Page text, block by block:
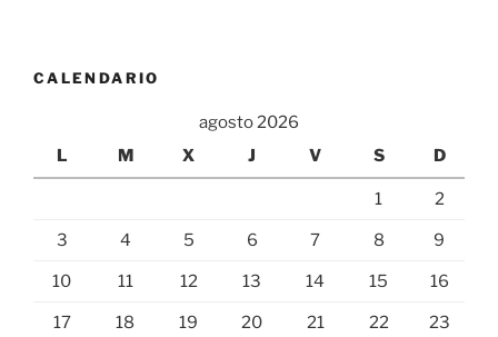
CALENDARIO
agosto 2026
L
M X J V S D
1 2
3 4 5 6 7 8 9
10 11 12 13 14 15 16
17 18 19 20 21 22 23